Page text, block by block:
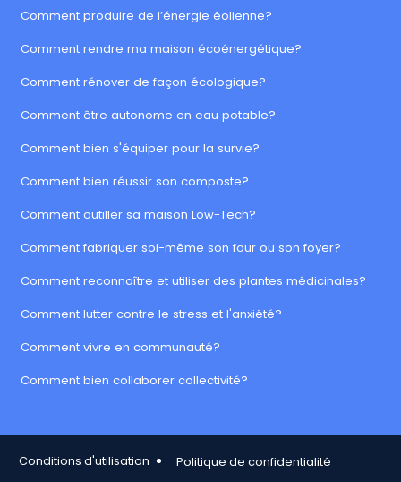
Comment produire de l’énergie éolienne?
Comment rendre ma maison écoénergétique?
Comment rénover de façon écologique?
Comment être autonome en eau potable?
Comment bien s'équiper pour la survie?
Comment bien réussir son composte?
Comment outiller sa maison Low-Tech?
Comment fabriquer soi-même son four ou son foyer?
Comment reconnaître et utiliser des plantes médicinales?
Comment lutter contre le stress et l'anxiété?
Comment vivre en communauté?
Comment bien collaborer collectivité?
Footer Copy
Conditions d'utilisation Politique de confidentialité